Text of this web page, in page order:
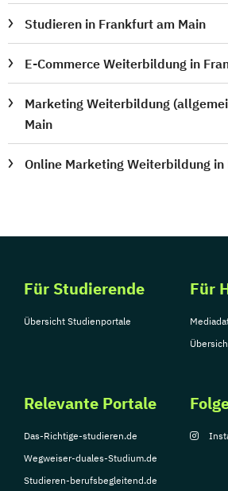
Studieren in Frankfurt am Main
E-Commerce Weiterbildung in
Marketing Weiterbildung
Main
Online Marketing Weiterbildung
Für Studierende
Übersicht Studienportale
Für
Relevante Portale
Das-Richtige-studieren.de
Wegweiser-duales-Studium.de
Studieren-berufsbegleitend.de